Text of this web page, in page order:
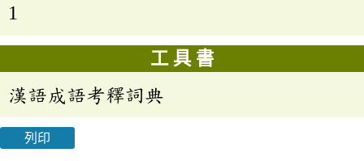
1
工 具 書
漢語成語考釋詞典
列印